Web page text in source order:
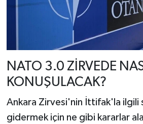
NATO 3.0 ZİRVEDE
KONUŞULACAK?
Ankara Zirvesi'nin İttifak'la ilgili
gidermek için ne gibi kararlar